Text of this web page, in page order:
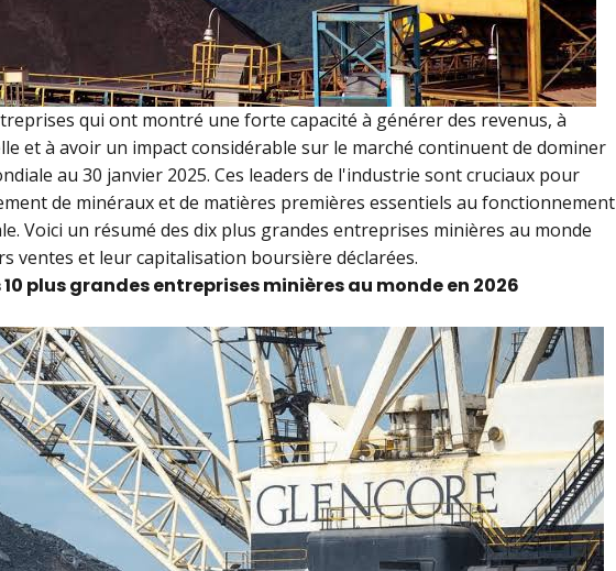
qui ont montré une forte capacité à générer des revenus, à
et à avoir un impact considérable sur le marché continuent de dominer
au 30 janvier 2025. Ces leaders de l'industrie sont cruciaux pour
de minéraux et de matières premières essentiels au fonctionnement
Voici un résumé des dix plus grandes entreprises minières au monde
ventes et leur capitalisation boursière déclarées.
10 plus grandes entreprises minières au monde en 2026